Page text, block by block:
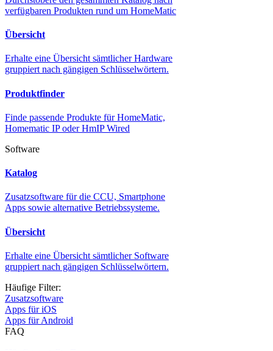
verfügbaren Produkten rund um HomeMatic
Übersicht
Erhalte eine Übersicht sämtlicher Hardware
gruppiert nach gängigen Schlüsselwörtern.
Produktfinder
Finde passende Produkte für HomeMatic,
Homematic IP oder HmIP Wired
Software
Katalog
Zusatzsoftware für die CCU, Smartphone
Apps sowie alternative Betriebssysteme.
Übersicht
Erhalte eine Übersicht sämtlicher Software
gruppiert nach gängigen Schlüsselwörtern.
Häufige Filter:
Zusatzsoftware
Apps für iOS
Apps für Android
FAQ